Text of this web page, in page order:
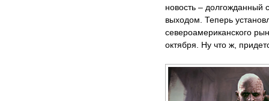
новость – долгожданный
выходом. Теперь
североамериканского
октября. Ну что ж,